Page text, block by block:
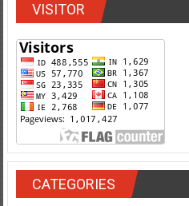
VISITOR
CATEGORIES